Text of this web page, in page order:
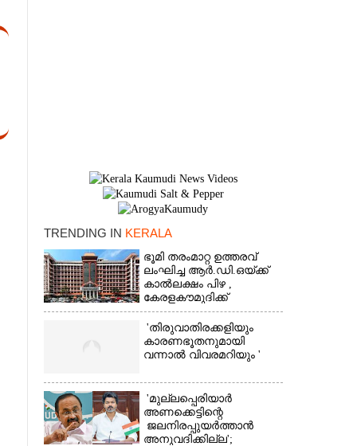
TRENDING IN KERALA
ഭൂമി തരംമാറ്റ ഉത്തരവ്
ലംഘിച്ച ആർ.ഡി.ഒയ്ക്ക്
കാൽലക്ഷം പിഴ ,​
കേരളകൗമുദിക്ക്
ഹൈക്കോടതിയുടെ
പ്രശംസ
'തിരുവാതിരക്കളിയും
കാരണഭൂതനുമായി
വന്നാൽ വിവരമറിയും '
'മുല്ലപ്പെരിയാർ
അണക്കെട്ടിന്റെ
ജലനിരപ്പുയർത്താൻ
അനുവദിക്കില്ല';
×